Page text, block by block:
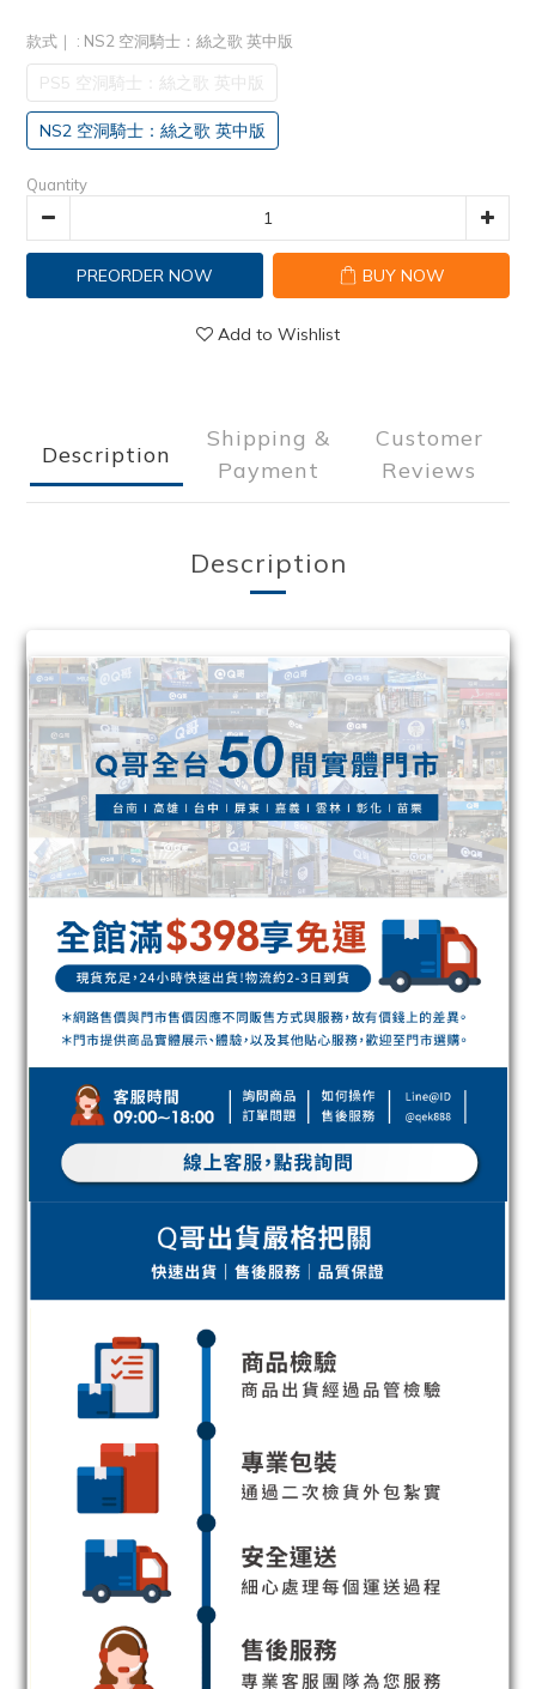
款式｜ : NS2 空洞騎士：絲之歌 英中版
PS5 空洞騎士：絲之歌 英中版
NS2 空洞騎士：絲之歌 英中版
Quantity
PREORDER NOW BUY NOW
Add to Wishlist
Description
Shipping &
Payment
Customer
Reviews
Description